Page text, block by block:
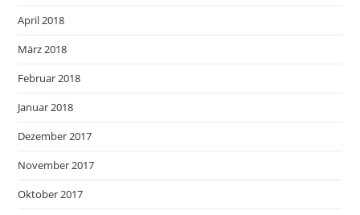
April 2018
März 2018
Februar 2018
Januar 2018
Dezember 2017
November 2017
Oktober 2017